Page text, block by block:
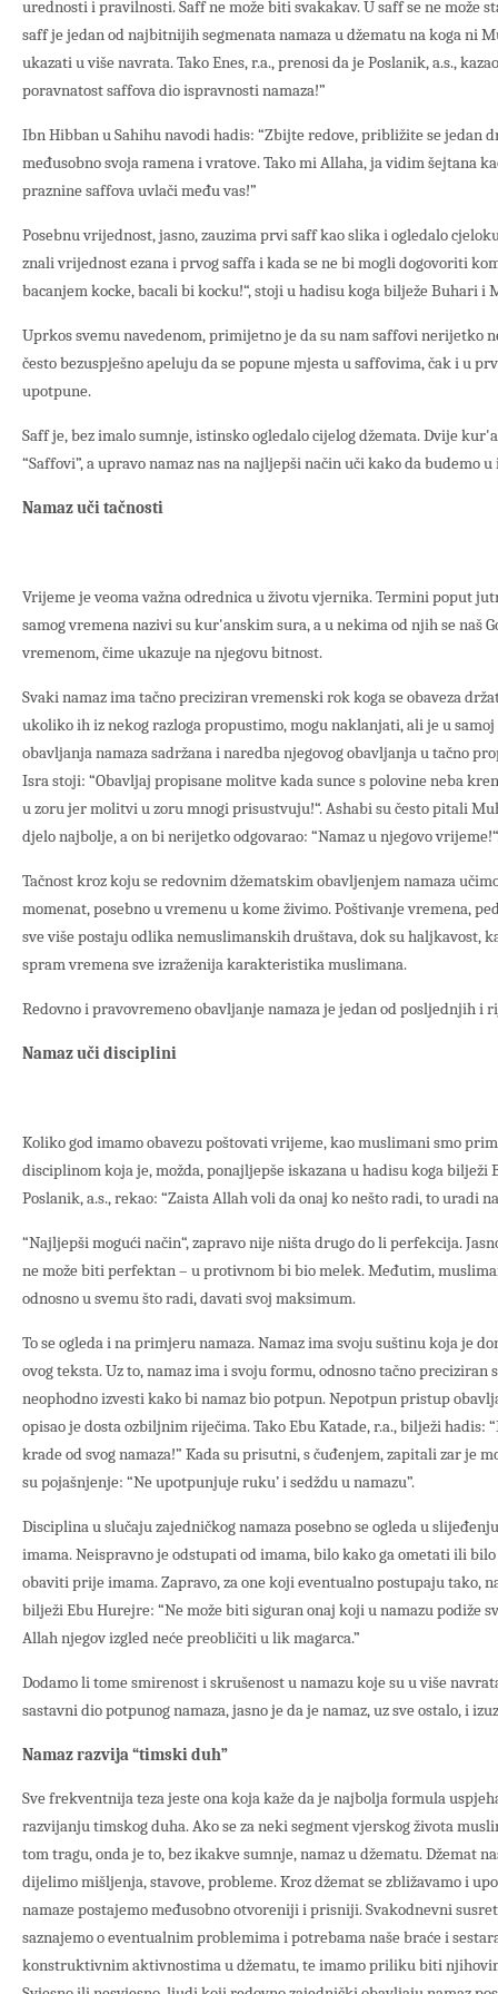
urednosti i pravilnosti. Saff ne može biti svakakav. U saff se ne može
saff je jedan od najbitnijih segmenata namaza u džematu na koga ni
ukazati u više navrata. Tako Enes, r.a., prenosi da je Poslanik, a.s.,
poravnatost saffova dio ispravnosti namaza!”
Ibn Hibban u Sahihu navodi hadis: “Zbijte redove, približite se jedan
međusobno svoja ramena i vratove. Tako mi Allaha, ja vidim šejtana
praznine saffova uvlači među vas!”
Posebnu vrijednost, jasno, zauzima prvi saff kao slika i ogledalo
znali vrijednost ezana i prvog saffa i kada se ne bi mogli dogovoriti
bacanjem kocke, bacali bi kocku!“, stoji u hadisu koga bilježe Buhari i
Uprkos svemu navedenom, primijetno je da su nam saffovi nerijetko
često bezuspješno apeluju da se popune mjesta u saffovima, čak i u
upotpune.
Saff je, bez imalo sumnje, istinsko ogledalo cijelog džemata. Dvije
“Saffovi”, a upravo namaz nas na najljepši način uči kako da budemo
Namaz uči tačnosti
Vrijeme je veoma važna odrednica u životu vjernika. Termini poput
samog vremena nazivi su kur'anskim sura, a u nekima od njih se naš
vremenom, čime ukazuje na njegovu bitnost.
Svaki namaz ima tačno preciziran vremenski rok koga se obaveza
ukoliko ih iz nekog razloga propustimo, mogu naklanjati, ali je u
obavljanja namaza sadržana i naredba njegovog obavljanja u tačno
Isra stoji: “Obavljaj propisane molitve kada sunce s polovine neba
u zoru jer molitvi u zoru mnogi prisustvuju!“. Ashabi su često pitali
djelo najbolje, a on bi nerijetko odgovarao: “Namaz u njegovo
Tačnost kroz koju se redovnim džematskim obavljenjem namaza
momenat, posebno u vremenu u kome živimo. Poštivanje vremena,
sve više postaju odlika nemuslimanskih društava, dok su haljkavost,
spram vremena sve izraženija karakteristika muslimana.
Redovno i pravovremeno obavljanje namaza je jedan od posljednjih i
Namaz uči disciplini
Koliko god imamo obavezu poštovati vrijeme, kao muslimani smo
disciplinom koja je, možda, ponajljepše iskazana u hadisu koga bilježi
Poslanik, a.s., rekao: “Zaista Allah voli da onaj ko nešto radi, to uradi
“Najljepši mogući način“, zapravo nije ništa drugo do li perfekcija.
ne može biti perfektan – u protivnom bi bio melek. Međutim,
odnosno u svemu što radi, davati svoj maksimum.
To se ogleda i na primjeru namaza. Namaz ima svoju suštinu koja je
ovog teksta. Uz to, namaz ima i svoju formu, odnosno tačno
neophodno izvesti kako bi namaz bio potpun. Nepotpun pristup
opisao je dosta ozbiljnim riječima. Tako Ebu Katade, r.a., bilježi hadis:
krade od svog namaza!” Kada su prisutni, s čuđenjem, zapitali zar je
su pojašnjenje: “Ne upotpunjuje ruku’ i sedždu u namazu”.
Disciplina u slučaju zajedničkog namaza posebno se ogleda u
imama. Neispravno je odstupati od imama, bilo kako ga ometati ili
obaviti prije imama. Zapravo, za one koji eventualno postupaju tako,
bilježi Ebu Hurejre: “Ne može biti siguran onaj koji u namazu podiže
Allah njegov izgled neće preobličiti u lik magarca.”
Dodamo li tome smirenost i skrušenost u namazu koje su u više
sastavni dio potpunog namaza, jasno je da je namaz, uz sve ostalo, i
Namaz razvija “timski duh”
Sve frekventnija teza jeste ona koja kaže da je najbolja formula
razvijanju timskog duha. Ako se za neki segment vjerskog života
tom tragu, onda je to, bez ikakve sumnje, namaz u džematu. Džemat
dijelimo mišljenja, stavove, probleme. Kroz džemat se zbližavamo i
namaze postajemo međusobno otvoreniji i prisniji. Svakodnevni
saznajemo o eventualnim problemima i potrebama naše braće i
konstruktivnim aktivnostima u džematu, te imamo priliku biti